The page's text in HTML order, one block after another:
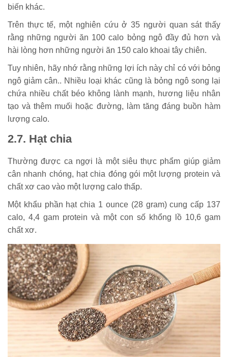
biến khác.
Trên thực tế, một nghiên cứu ở 35 người quan sát thấy
rằng những người ăn 100 calo bỏng ngô đầy đủ hơn và
hài lòng hơn những người ăn 150 calo khoai tây chiên.
Tuy nhiên, hãy nhớ rằng những lợi ích này chỉ có với bỏng
ngô giảm cân.. Nhiều loại khác cũng là bỏng ngô song lại
chứa nhiều chất béo không lành mạnh, hương liệu nhân
tạo và thêm muối hoặc đường, làm tăng đáng buồn hàm
lượng calo.
2.7. Hạt chia
Thường được ca ngợi là một siêu thực phẩm giúp giảm
cân nhanh chóng, hạt chia đóng gói một lượng protein và
chất xơ cao vào một lượng calo thấp.
Một khẩu phần hạt chia 1 ounce (28 gram) cung cấp 137
calo, 4,4 gam protein và một con số khổng lồ 10,6 gam
chất xơ.